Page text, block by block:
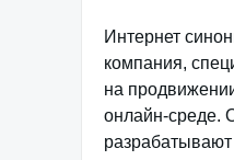
Интернет
компания,
на
онлайн-среде.